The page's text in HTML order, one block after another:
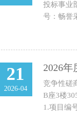
投标事业
号：畅誉
21
2026-04
2026
竞争性磋
B座3楼
1.项目编